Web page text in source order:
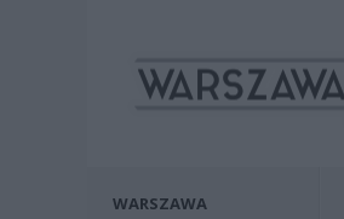
WARSZAWA